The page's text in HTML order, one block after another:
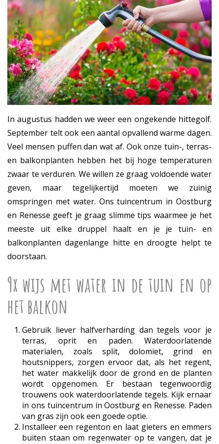
In augustus hadden we weer een ongekende hittegolf.
September telt ook een aantal opvallend warme dagen.
Veel mensen puffen dan wat af. Ook onze tuin-, terras-
en balkonplanten hebben het bij hoge temperaturen
zwaar te verduren. We willen ze graag voldoende water
geven, maar tegelijkertijd moeten we zuinig
omspringen met water. Ons tuincentrum in Oostburg
en Renesse geeft je graag slimme tips waarmee je het
meeste uit elke druppel haalt en je je tuin- en
balkonplanten dagenlange hitte en droogte helpt te
doorstaan.
9x wijs met water in de tuin en op
het balkon
Gebruik liever halfverharding dan tegels voor je
terras, oprit en paden. Waterdoorlatende
materialen, zoals split, dolomiet, grind en
houtsnippers, zorgen ervoor dat, als het regent,
het water makkelijk door de grond en de planten
wordt opgenomen. Er bestaan tegenwoordig
trouwens ook waterdoorlatende tegels. Kijk ernaar
in ons tuincentrum in Oostburg en Renesse. Paden
van gras zijn ook een goede optie.
Installeer een regenton en laat gieters en emmers
buiten staan om regenwater op te vangen, dat je